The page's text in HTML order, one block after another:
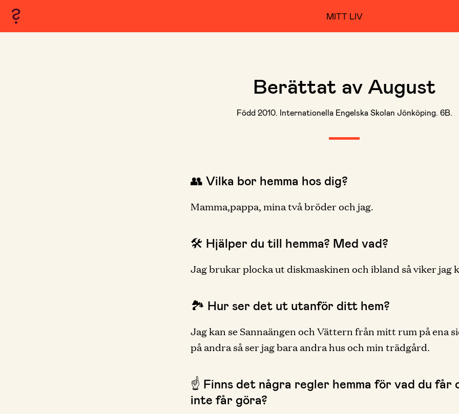
MITT LIV
Berättat av August
Född 2010. Internationella Engelska Skolan Jönköping. 6B.
👥 Vilka bor hemma hos dig?
Mamma,pappa, mina två bröder och jag.
🛠 Hjälper du till hemma? Med vad?
Jag brukar plocka ut diskmaskinen och ibland så viker jag
🏞 Hur ser det ut utanför ditt hem?
Jag kan se Sannaängen och Vättern från mitt rum på ena
på andra så ser jag bara andra hus och min trädgård.
☝️ Finns det några regler hemma för vad du får
inte får göra?